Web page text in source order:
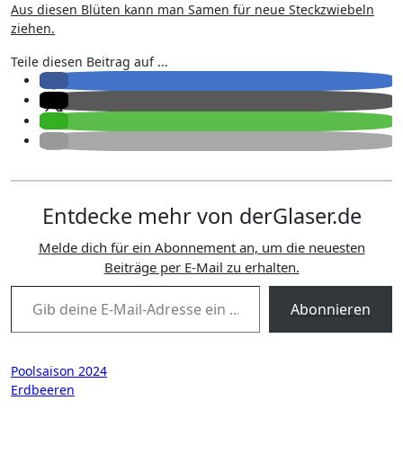
Aus diesen Blüten kann man Samen für neue Steckzwiebeln
ziehen.
Teile diesen Beitrag auf ...
Entdecke mehr von derGlaser.de
Melde dich für ein Abonnement an, um die neuesten
Beiträge per E-Mail zu erhalten.
Gib deine E-Mail-Adresse ein ...
Abonnieren
Beitragsnavigation
Poolsaison 2024
Erdbeeren